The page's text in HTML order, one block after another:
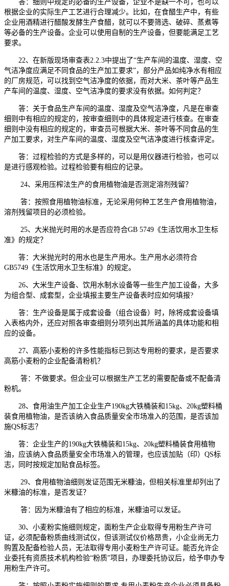
答：细则中规定的必备的生产设备，企业不是缺一不可，也可以
根据企业的实际生产工艺进行合理减少。比如，在食醋生产中，有些
企业用酒精进行醋酸发酵生产食醋，就可以不要筛选、破碎、蒸煮等
等必备的生产设备。企业可以使用自制的生产设备，但要能满足工艺
要求。
22、在新版现场审查表2.2.3中提出了“生产车间的温度、湿度、空
气洁净度应满足不同食品的生产加工要求”，部分产品如纯净水有相应
的厂房规范，可以找到空气洁净度的依据，而对大米、茶叶等产品生
产车间的温度、湿度、空气洁净度的要求没有依据。如何判定？
答：关于食品生产车间的温度、湿度及空气洁净度，凡是在审查
细则中有相应的规定的，按审查细则中的具体规定进行核查。在审查
细则中没有相应的规定的，审查员可根据大米、茶叶等不同食品的生
产加工要求，对生产车间的温度、湿度及空气洁净度进行核查评定。
答：过程检验的方式是多样的，可以是用仪器进行检验，也可以
是进行感观检验。过程检验要有相应的记录。
24、采用压榨法生产的食用植物油是否测定溶剂残留？
答：按照食用植物油标准，无论采用何种工艺生产食用植物油，
溶剂残留项目的必须检验。
25、大米抛光时用的水是否应符合GB 5749《生活饮用水卫生标
准》的规定？
答：大米抛光时的用水也是生产用水。生产用水必须符合
GB5749《生活饮用水卫生标准》的规定。
26、大米生产设备、饮用水制水设备等一些生产加工设备，大多
为组合型、成套型，企业填报主要生产设备表时应如何填报?
答：生产设备是属于成套设备（组合设备）时，除将成套设备填
入表格内外，还应对照各审查细则分项列出其所涵盖的具体功能和相
应的设备。
27、高筋小麦粉的许多性能指标已到达专用粉的要求，是否要求
高筋小麦粉的企业配备清粉机？
答：不做要求。但企业可以根据生产工艺的需要配备或不配备清
粉机。
28、食用油生产加工企业生产190kg大铁桶装和15kg、20kg塑料桶
装食用植物油，是否该纳入食品质量安全市场准入的范围，是否该加
施QS标志？
答：企业生产的190kg大铁桶装和15kg、20kg塑料桶装食用植物
油，应该纳入食品质量安全市场准入的管理，也应该加贴（印）QS标
志，同时按规定加贴食品标签。
29、食用植物油细则发证范围无米糠油，但相关标准里却列出了
米糠油的标准，是否发证？
答：因为米糠油有了相应的标准，米糠油可以发证。
30、小麦粉实施细则规定，面粉生产企业取得专用粉生产许可
证，必须配备粉质曲线测试仪，但该测试仪价格昂贵，小企业尚无力
购置及配备检验人员，无法取得专用小麦粉生产许可证。能否允许企
业委托有资质技术机构检验“粉质”项目，办理委托协议后，给予申办专
用粉生产许可。